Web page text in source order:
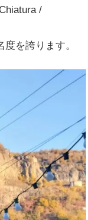
/
を誇ります。